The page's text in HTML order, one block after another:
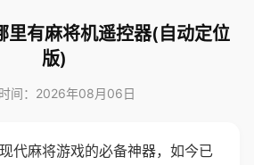
里有麻将机遥控器(自动定位
版)
间：2026年08月06日
代麻将游戏的必备神器，如今已